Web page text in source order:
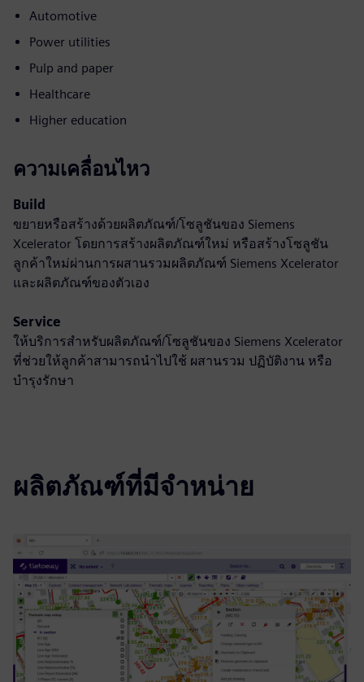
Automotive
Power utilities
Pulp and paper
Healthcare
Higher education
ความเคลื่อนไหว
Build
ขยายหรือสร้างด้วยผลิตภัณฑ์/โซลูชันของ Siemens
Xcelerator โดยการสร้างผลิตภัณฑ์ใหม่ หรือสร้างโซลูชัน
ลูกค้าใหม่ผ่านการผสานรวมผลิตภัณฑ์ Siemens Xcelerator
และผลิตภัณฑ์ของตัวเอง
Service
ให้บริการสำหรับผลิตภัณฑ์/โซลูชันของ Siemens Xcelerator
ที่ช่วยให้ลูกค้าสามารถนำไปใช้ ผสานรวม ปฏิบัติงาน หรือ
บำรุงรักษา
ผลิตภัณฑ์ที่มีจำหน่าย